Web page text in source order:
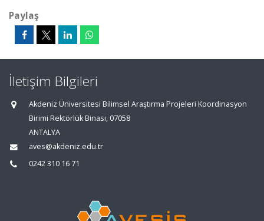
Paylaş
İletişim Bilgileri
Akdeniz Üniversitesi Bilimsel Araştırma Projeleri Koordinasyon
Birimi Rektörlük Binası, 07058
ANTALYA
aves@akdeniz.edu.tr
0242 310 16 71